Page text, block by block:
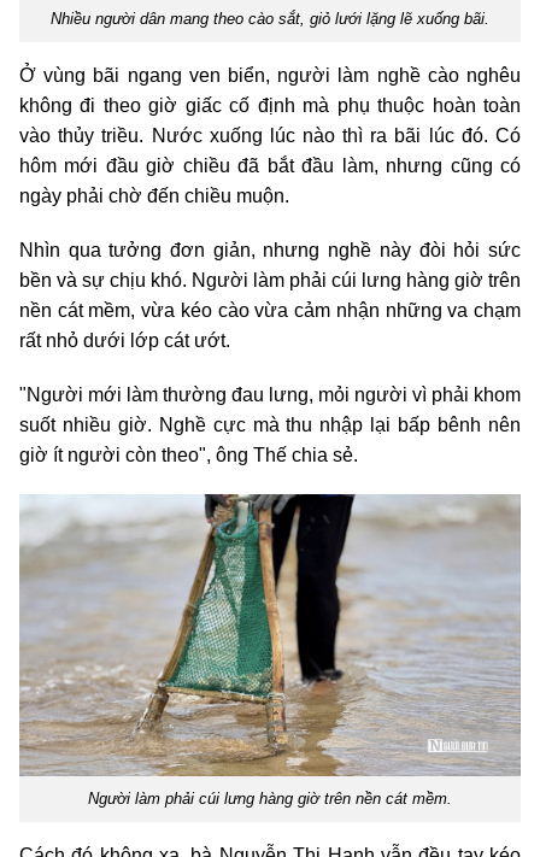
Nhiều người dân mang theo cào sắt, giỏ lưới lặng lẽ xuống bãi.
Ở vùng bãi ngang ven biển, người làm nghề cào nghêu
không đi theo giờ giấc cố định mà phụ thuộc hoàn toàn
vào thủy triều. Nước xuống lúc nào thì ra bãi lúc đó. Có
hôm mới đầu giờ chiều đã bắt đầu làm, nhưng cũng có
ngày phải chờ đến chiều muộn.
Nhìn qua tưởng đơn giản, nhưng nghề này đòi hỏi sức
bền và sự chịu khó. Người làm phải cúi lưng hàng giờ trên
nền cát mềm, vừa kéo cào vừa cảm nhận những va chạm
rất nhỏ dưới lớp cát ướt.
"Người mới làm thường đau lưng, mỏi người vì phải khom
suốt nhiều giờ. Nghề cực mà thu nhập lại bấp bênh nên
giờ ít người còn theo", ông Thế chia sẻ.
Người làm phải cúi lưng hàng giờ trên nền cát mềm.